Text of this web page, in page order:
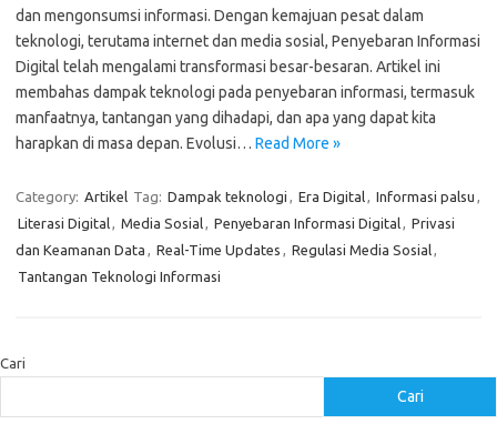
dan mengonsumsi informasi. Dengan kemajuan pesat dalam
teknologi, terutama internet dan media sosial, Penyebaran Informasi
Digital telah mengalami transformasi besar-besaran. Artikel ini
membahas dampak teknologi pada penyebaran informasi, termasuk
manfaatnya, tantangan yang dihadapi, dan apa yang dapat kita
harapkan di masa depan. Evolusi… Read More »
Category: Artikel Tag: Dampak teknologi , Era Digital, Informasi palsu ,
Literasi Digital, Media Sosial, Penyebaran Informasi Digital, Privasi
dan Keamanan Data , Real-Time Updates , Regulasi Media Sosial,
Tantangan Teknologi Informasi
Cari
Cari